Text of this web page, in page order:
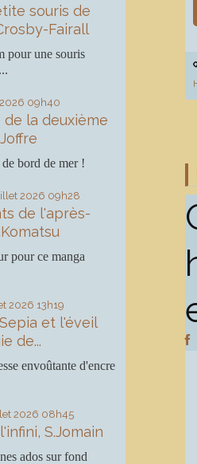
souris de
Fairall
pour une souris
09h40
de la deuxième
bord de mer !
2026 09h28
de l'après-
pour ce manga
2026 13h19
et l'éveil
de...
envoûtante d'encre
2026 08h45
S.Jomain
ados sur fond